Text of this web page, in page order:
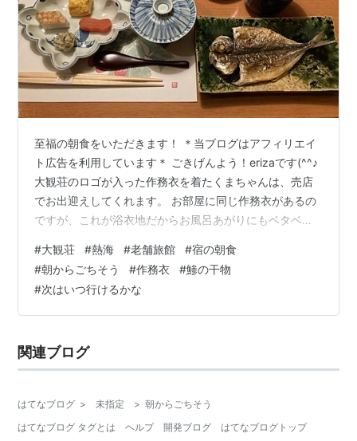
至福の朝食をいただきます！ ＊当ブログはアフィリエイ
ト広告を利用しています＊ ごきげんよう！erizaです(^^♪
大観荘のロゴが入った作務衣を着たくまちゃんは、売店
でお出迎えしてくれます。 お部屋に同じ作務衣があるの
ですが、これが浴衣地だからお風呂あがりにもベタベタ
ぁ～。 今回は旅の楽しみ、宿での朝食です。 昨晩と同じ
個室でいただきます。 食卓にはもう、このごちそうが並
んでいるという贅沢さ！ あんなにお腹いっぱいお夕飯を
食べたのに、一晩寝ると食べられる不思議なことよ。笑
かい食べ物は嬉しいもの…
#大観荘 #熱海 #老舗旅館 #宿の朝食
#朝からごちそう #作務衣 #鯵の干物
#次はいつ行けるかな
関連ブログ
はてなブログ > 未指定 > 朝からごちそう
はてなブログ タグとは
ヘルプ 開発ブログ はてなブログトップ